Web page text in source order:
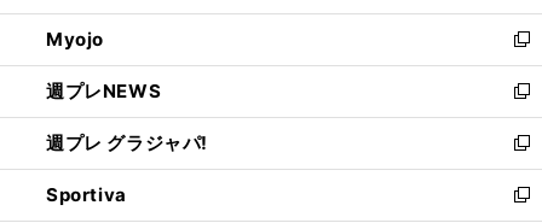
開
く
ウ
で
開
く
ン
ド
ウ
で
開
く
ウ
ィ
ン
ド
ウ
で
開
く
Myojo
新
し
い
ウ
ィ
ン
ド
週プレNEWS
新
し
い
ウ
ィ
週プレ グラジャパ!
新
し
い
Sportiva
新